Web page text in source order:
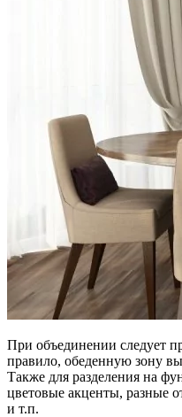
При объединении следует
правило, обеденную зону
Также для разделения на
цветовые акценты, разные
и т.п.